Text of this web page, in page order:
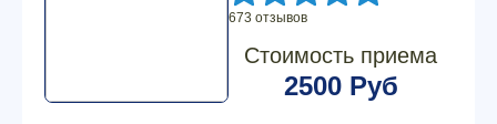
673 отзывов
Стоимость приема
2500 Руб